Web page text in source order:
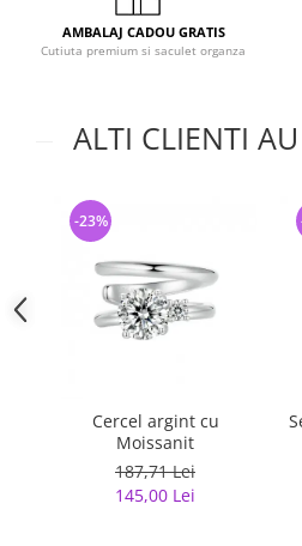
AMBALAJ CADOU GRATIS
Cutiuta premium si saculet organza
ALTI CLIENTI
Cercel argint cu
Moissanit
187,71 Lei
145,00 Lei
-23%